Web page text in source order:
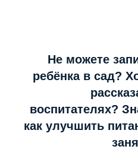
Не можете
ребёнка в сад?
воспитателях?
как улучшить